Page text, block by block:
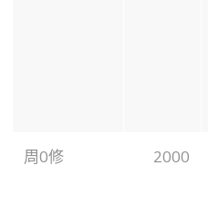
周0修 2000